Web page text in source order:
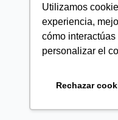
Utilizamos
experiencia,
cómo
personalizar el
Rechazar